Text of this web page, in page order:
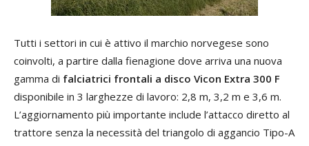
Tutti i settori in cui è attivo il marchio norvegese sono
coinvolti, a partire dalla fienagione dove arriva una nuova
gamma di falciatrici frontali a disco Vicon Extra 300 F
disponibile in 3 larghezze di lavoro: 2,8 m, 3,2 m e 3,6 m.
L’aggiornamento più importante include l’attacco diretto al
trattore senza la necessità del triangolo di aggancio Tipo-A